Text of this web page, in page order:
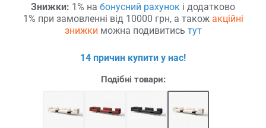
Знижки: 1% на бонусний рахунок і додатково
1% при замовленні від 10000 грн, а також акційні
знижки можна подивитись тут
14 причин купити у нас!
Подібні товари: